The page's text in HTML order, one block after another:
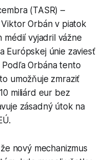
(TASR) –
Orbán v piatok
médií vyjadril vážne
Európskej únie zaviesť
Orbána tento
umožňuje zmraziť
miliárd eur bez
zásadný útok na
nový mechanizmus